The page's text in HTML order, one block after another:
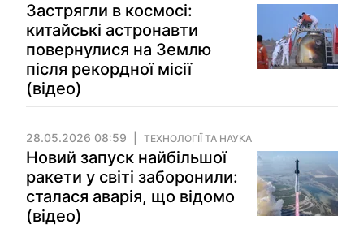
Застрягли в космосі:
китайські астронавти
повернулися на Землю
після рекордної місії
(відео)
28.05.2026 08:59 ТЕХНОЛОГІЇ ТА НАУКА
Новий запуск найбільшої
ракети у світі заборонили:
сталася аварія, що відомо
(відео)